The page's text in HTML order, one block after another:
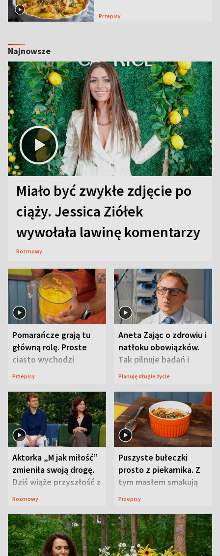
Przepisy
Najnowsze
Miało być zwykłe zdjęcie po
ciąży. Jessica Ziółek
wywołała lawinę komentarzy
Rozmowy
Pomarańcze grają tu
główną rolę. Proste
ciasto wychodzi
wyjątkowo wilgotne
Przepisy
Aneta Zając o zdrowiu i
natłoku obowiązków.
Tak pilnuje badań i
wizyt
Planuję długie życie
Aktorka „M jak miłość”
zmieniła swoją drogę.
Dziś wiąże przyszłość z
neurobiologią
Rozmowy
Puszyste bułeczki
prosto z piekarnika. Z
tym masłem smakują
jeszcze lepiej
Przepisy